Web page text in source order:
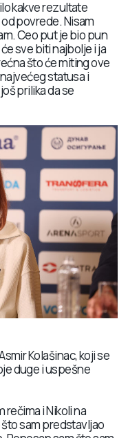
kakve rezultate
povrede. Nisam
Ceo put je bio pun
sve biti najbolje i ja
što će miting ove
statusa i
prilika da se
Kolašinac, koji se
duge i uspešne
rečima i Nikoli na
sam predstavljao